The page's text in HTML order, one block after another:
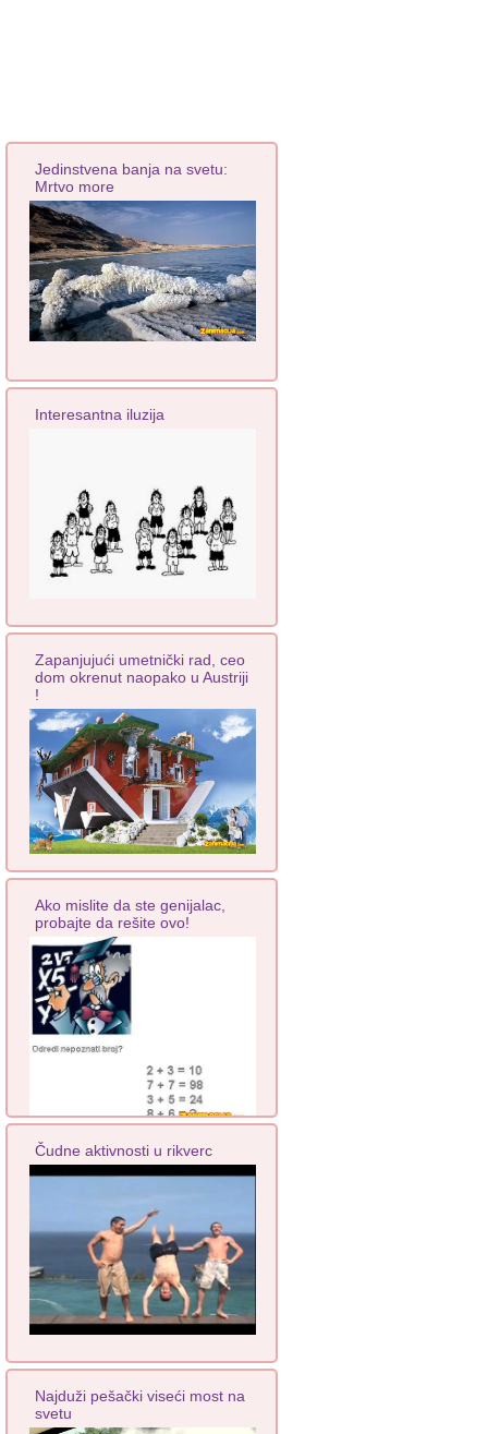
Jedinstvena banja na svetu:
Mrtvo more
Interesantna iluzija
Zapanjujući umetnički rad, ceo
dom okrenut naopako u Austriji
!
Ako mislite da ste genijalac,
probajte da rešite ovo!
Čudne aktivnosti u rikverc
Najduži pešački viseći most na
svetu